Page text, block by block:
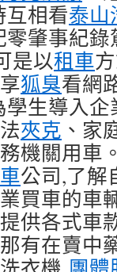
互相看泰山
零肇事紀錄
是以租車
狐臭看網
學生導入
夾克 、家
務機關用車
公司,了解
買車的車
供各式車
有在賣中